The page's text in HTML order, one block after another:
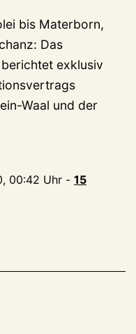
bis Materborn,
Das
exklusiv
Waal und der
00:42 Uhr - 15